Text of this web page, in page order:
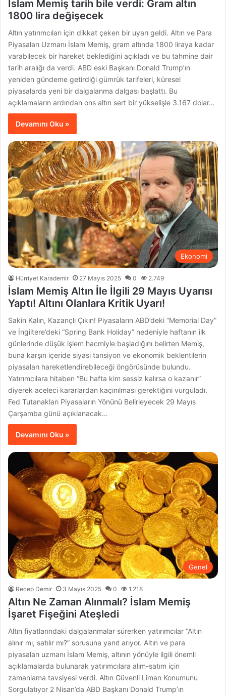
İslam Memiş tarih bile verdi: Gram altın
1800 lira değişecek
Altın yatırımcıları için dikkat çeken bir uyarı geldi. Altın ve Para
Piyasaları Uzmanı İslam Memiş, gram altında 1800 liraya kadar
varabilecek bir hareket beklediğini açıkladı ve bu tahmine dair
tarih aralığı da verdi. ABD eski Başkanı Donald Trump’ın
yeniden gündeme getirdiği gümrük tarifeleri, küresel
piyasalarda yeni bir dalgalanma dalgası başlattı. Bu
açıklamaların ardından ons altın sert bir yükselişle 3.167 dolar…
Devamını Oku »
Ekonomi
Hürriyet Karademir 27 Mayıs 2025 0 2.749
İslam Memiş Altın İle İlgili 29 Mayıs Uyarısı
Yaptı! Altını Olanlara Kritik Uyarı!
Sakin Kalın, Kazançlı Çıkın! Piyasaların ABD’deki “Memorial Day”
ve İngiltere’deki “Spring Bank Holiday” nedeniyle haftanın ilk
günlerinde düşük işlem hacmiyle başladığını belirten Memiş,
buna karşın içeride siyasi tansiyon ve ekonomik beklentilerin
piyasaları hareketlendirebileceği öngörüsünde bulundu.
Yatırımcılara hitaben “Bu hafta kim sessiz kalırsa o kazanır”
diyerek aceleci kararlardan kaçınılması gerektiğini vurguladı.
Fed Tutanakları Piyasaların Yönünü Belirleyecek 29 Mayıs
Çarşamba günü açıklanacak…
Devamını Oku »
Genel
Recep Demir 3 Mayıs 2025 0 1.218
Altın Ne Zaman Alınmalı? İslam Memiş
İşaret Fişeğini Ateşledi
Altın fiyatlarındaki dalgalanmalar sürerken yatırımcılar “Altın
alınır mı, satılır mı?” sorusuna yanıt arıyor. Altın ve para
piyasaları uzmanı İslam Memiş, altının yönüyle ilgili önemli
açıklamalarda bulunarak yatırımcılara alım-satım için
zamanlama tavsiyesi verdi. Altın Güvenli Liman Konumunu
Sorgulatıyor 2 Nisan’da ABD Başkanı Donald Trump’ın